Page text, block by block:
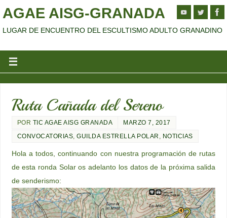
AGAE AISG-GRANADA
LUGAR DE ENCUENTRO DEL ESCULTISMO ADULTO GRANADINO
Ruta Cañada del Sereno
POR TIC AGAE AISG GRANADA
MARZO 7, 2017
CONVOCATORIAS ,GUILDA ESTRELLA POLAR NOTICIAS
Hola a todos, continuando con nuestra programación de rutas
de esta ronda Solar os adelanto los datos de la próxima salida
de senderismo: